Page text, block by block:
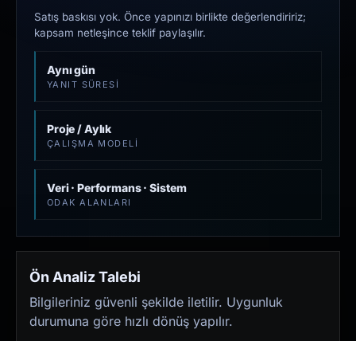
Satış baskısı yok. Önce yapınızı birlikte değerlendiririz;
kapsam netleşince teklif paylaşılır.
Aynı gün
YANIT SÜRESI
Proje / Aylık
ÇALIŞMA MODELI
Veri · Performans · Sistem
ODAK ALANLARI
Ön Analiz Talebi
Bilgileriniz güvenli şekilde iletilir. Uygunluk
durumuna göre hızlı dönüş yapılır.